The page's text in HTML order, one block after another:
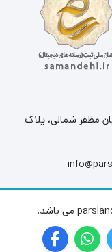
مظفر شمالی، پلاک